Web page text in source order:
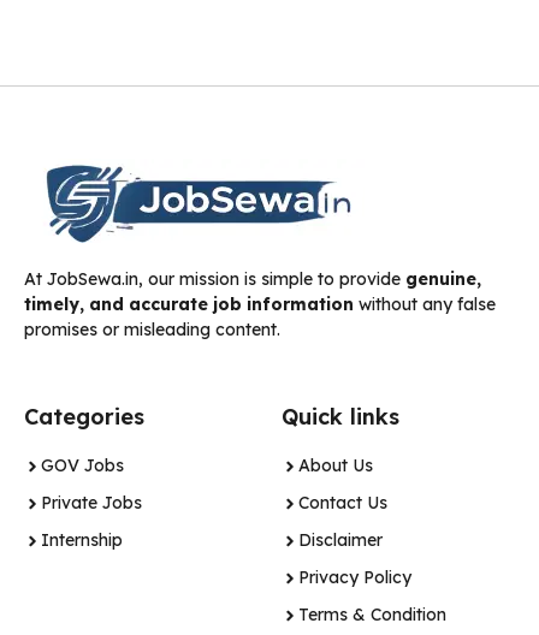
At JobSewa.in, our mission is simple to provide genuine,
timely, and accurate job information without any false
promises or misleading content.
Categories
GOV Jobs
Private Jobs
Internship
Quick links
About Us
Contact Us
Disclaimer
Privacy Policy
Terms & Condition